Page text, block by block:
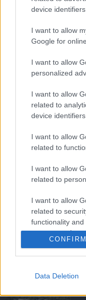
device identifiers
I want to allow
Google for
I want to allow
personalized
I want to allow
related to
device identifiers
I want to allow
related to
I want to allow
related to
I want to allow
related to
functionality
user protection.
CONFIRM
Data Deletion
LEGOLVASOTTABB